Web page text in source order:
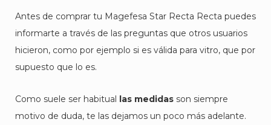
Antes de comprar tu Magefesa Star Recta Recta puedes
informarte a través de las preguntas que otros usuarios
hicieron, como por ejemplo si es válida para vitro, que por
supuesto que lo es.
Como suele ser habitual las medidas son siempre
motivo de duda, te las dejamos un poco más adelante.